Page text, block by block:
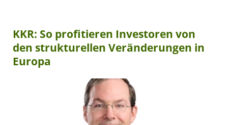
KKR: So profitieren Investoren von
den strukturellen Veränderungen in
Europa